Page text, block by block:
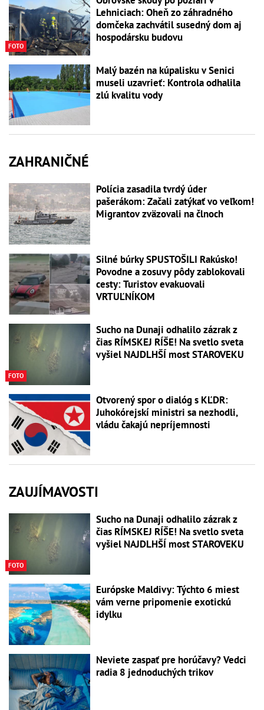
FOTO
Lehniciach: Oheň zo záhradného
domčeka zachvátil susedný dom aj
hospodársku budovu
Malý bazén na kúpalisku v Senici
museli uzavrieť: Kontrola odhalila
zlú kvalitu vody
ZAHRANIČNÉ
Polícia zasadila tvrdý úder
pašerákom: Začali zatýkať vo veľkom!
Migrantov zväzovali na člnoch
Silné búrky SPUSTOŠILI Rakúsko!
Povodne a zosuvy pôdy zablokovali
cesty: Turistov evakuovali
VRTUĽNÍKOM
FOTO
Sucho na Dunaji odhalilo zázrak z
čias RÍMSKEJ RÍŠE! Na svetlo sveta
vyšiel NAJDLHŠÍ most STAROVEKU
Otvorený spor o dialóg s KĽDR:
Juhokórejskí ministri sa nezhodli,
vládu čakajú nepríjemnosti
ZAUJÍMAVOSTI
FOTO
Sucho na Dunaji odhalilo zázrak z
čias RÍMSKEJ RÍŠE! Na svetlo sveta
vyšiel NAJDLHŠÍ most STAROVEKU
Európske Maldivy: Týchto 6 miest
vám verne pripomenie exotickú
idylku
Neviete zaspať pre horúčavy? Vedci
radia 8 jednoduchých trikov